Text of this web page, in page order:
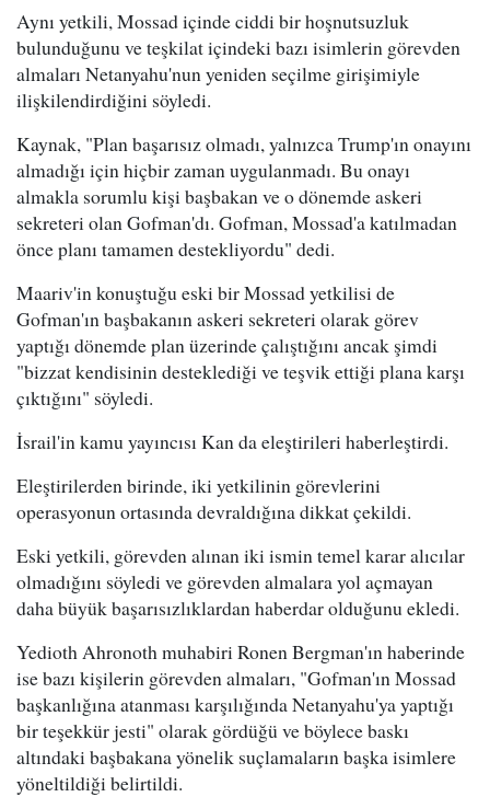
Aynı yetkili, Mossad içinde ciddi bir hoşnutsuzluk
bulunduğunu ve teşkilat içindeki bazı isimlerin görevden
almaları Netanyahu'nun yeniden seçilme girişimiyle
ilişkilendirdiğini söyledi.
Kaynak, "Plan başarısız olmadı, yalnızca Trump'ın onayını
almadığı için hiçbir zaman uygulanmadı. Bu onayı
almakla sorumlu kişi başbakan ve o dönemde askeri
sekreteri olan Gofman'dı. Gofman, Mossad'a katılmadan
önce planı tamamen destekliyordu" dedi.
Maariv'in konuştuğu eski bir Mossad yetkilisi de
Gofman'ın başbakanın askeri sekreteri olarak görev
yaptığı dönemde plan üzerinde çalıştığını ancak şimdi
"bizzat kendisinin desteklediği ve teşvik ettiği plana karşı
çıktığını" söyledi.
İsrail'in kamu yayıncısı Kan da eleştirileri haberleştirdi.
Eleştirilerden birinde, iki yetkilinin görevlerini
operasyonun ortasında devraldığına dikkat çekildi.
Eski yetkili, görevden alınan iki ismin temel karar alıcılar
olmadığını söyledi ve görevden almalara yol açmayan
daha büyük başarısızlıklardan haberdar olduğunu ekledi.
Yedioth Ahronoth muhabiri Ronen Bergman'ın haberinde
ise bazı kişilerin görevden almaları, "Gofman'ın Mossad
başkanlığına atanması karşılığında Netanyahu'ya yaptığı
bir teşekkür jesti" olarak gördüğü ve böylece baskı
altındaki başbakana yönelik suçlamaların başka isimlere
yöneltildiği belirtildi.